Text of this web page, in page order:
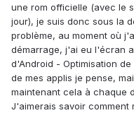
une rom officielle (avec le
jour), je suis donc sous la
problème, au moment où
démarrage, j'ai eu l'écran
d'Android - Optimisation
de mes applis je pense,
maintenant cela à chaque
J'aimerais savoir